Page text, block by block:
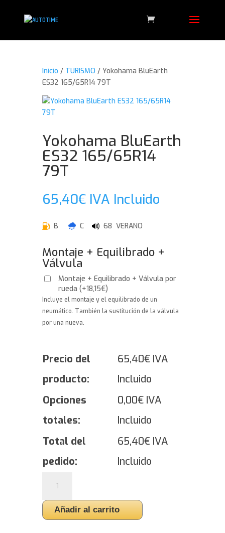
Inicio / TURISMO / Yokohama BluEarth
ES32 165/65R14 79T
Yokohama BluEarth
ES32 165/65R14
79T
65,40€ IVA Incluido
B C 68 VERANO
Montaje + Equilibrado +
Válvula
Montaje + Equilibrado + Válvula por
rueda(+18,15€)
Incluye el montaje y el equilibrado de un
neumático. También la sustitución de la válvula
por una nueva.
Precio del
producto:
65,40€ IVA
Incluido
Opciones
totales:
0,00€ IVA
Incluido
Total del
pedido:
65,40€ IVA
Incluido
BluEarth
ES32
165/65R14
Añadir al carrito